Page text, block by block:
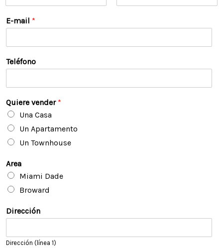
o
m
e
i
E-mail *
Teléfono
Quiere vender *
Una Casa
Un Apartamento
Un Townhouse
Area
Miami Dade
Broward
Dirección
Dirección (línea 1)